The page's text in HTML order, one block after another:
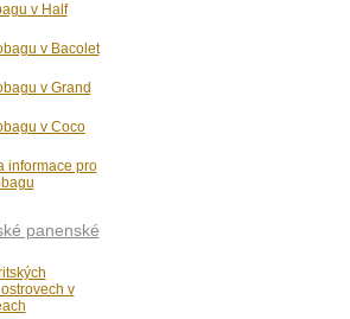
v Half
v Bacolet
v Grand
v Coco
informace pro
panenské
v